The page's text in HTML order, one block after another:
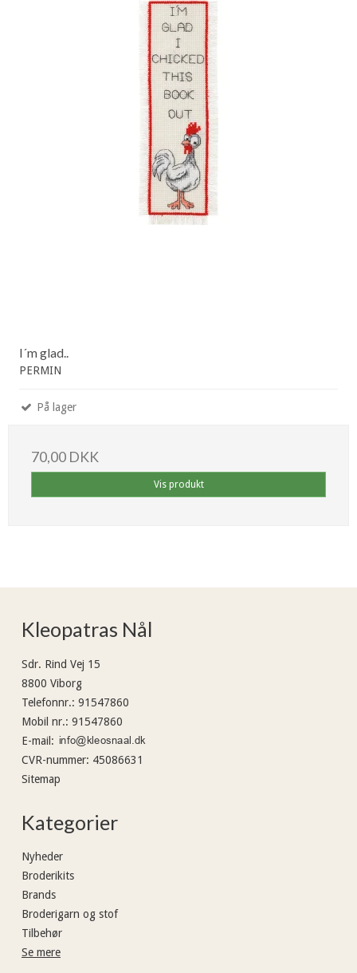
I´m glad..
PERMIN
På lager
70,00 DKK
Vis produkt
Kleopatras Nål
Sdr. Rind Vej 15
8800 Viborg
Telefonnr.: 91547860
Mobil nr.: 91547860
E-mail :
CVR-nummer: 45086631
Sitemap
Kategorier
Nyheder
Broderikits
Brands
Broderigarn og stof
Tilbehør
Se mere